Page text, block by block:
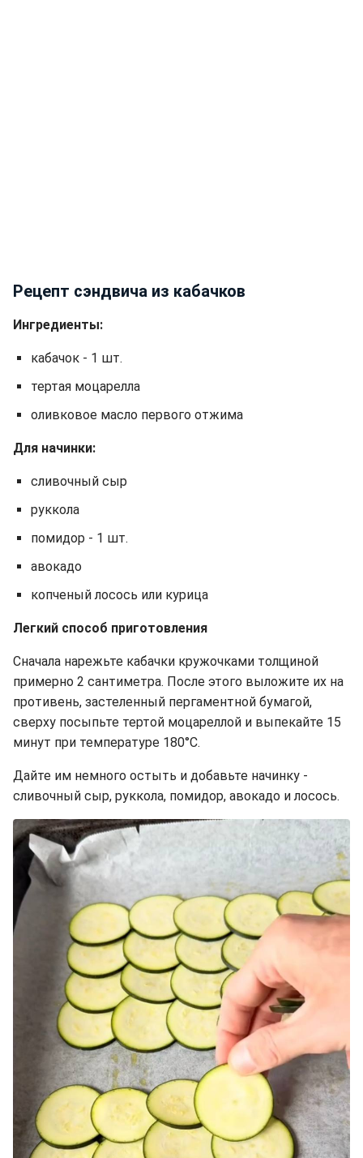
Рецепт сэндвича из кабачков
Ингредиенты:
кабачок - 1 шт.
тертая моцарелла
оливковое масло первого отжима
Для начинки:
сливочный сыр
руккола
помидор - 1 шт.
авокадо
копченый лосось или курица
Легкий способ приготовления
Сначала нарежьте кабачки кружочками толщиной
примерно 2 сантиметра. После этого выложите их на
противень, застеленный пергаментной бумагой,
сверху посыпьте тертой моцареллой и выпекайте 15
минут при температуре 180°C.
Дайте им немного остыть и добавьте начинку -
сливочный сыр, руккола, помидор, авокадо и лосось.